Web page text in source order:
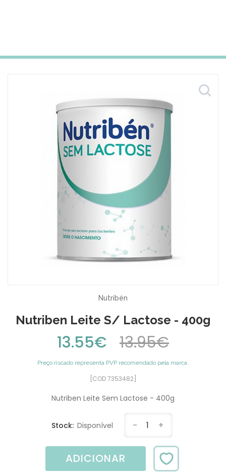
Nutribén
Nutriben Leite S/ Lactose - 400g
13.55€ 13.95€
Preço riscado representa PVP recomendado pela marca.
[COD 7353482]
Nutriben Leite Sem Lactose - 400g
Stock: Disponível - 1 +
ADICIONAR